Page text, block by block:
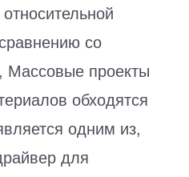
со
Массовые проекты
обходятся
одним из,
для